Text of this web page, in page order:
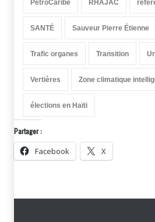
PetroCaribe RHAJAC
SANTÉ Sauveur Pierre Étienne
Trafic organes Transition
Vertières Zone climatique
élections en Haïti
Partager :
Facebook X